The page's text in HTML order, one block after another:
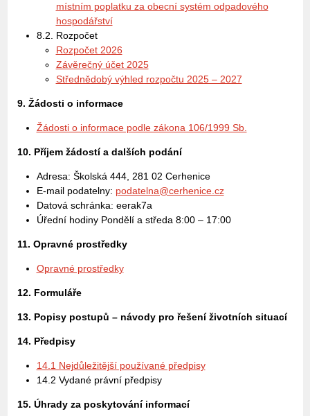
místním poplatku za obecní systém odpadového
hospodářství
8.2. Rozpočet
Rozpočet 2026
Závěrečný účet 2025
Střednědobý výhled rozpočtu 2025 – 2027
9. Žádosti o informace
Žádosti o informace podle zákona 106/1999 Sb.
10. Příjem žádostí a dalších podání
Adresa: Školská 444, 281 02 Cerhenice
E-mail podatelny: podatelna@cerhenice.cz
Datová schránka: eerak7a
Úřední hodiny Pondělí a středa 8:00 – 17:00
11. Opravné prostředky
Opravné prostředky
12. Formuláře
13. Popisy postupů – návody pro řešení životních situací
14. Předpisy
14.1 Nejdůležitější používané předpisy
14.2 Vydané právní předpisy
15. Úhrady za poskytování informací